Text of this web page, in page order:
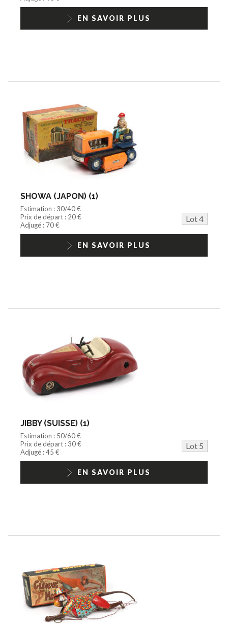
EN SAVOIR PLUS
SHOWA (JAPON) (1)
Estimation : 30/40 €
Prix de départ : 20 €
Lot 4
Adjugé : 70 €
EN SAVOIR PLUS
JIBBY (SUISSE) (1)
Estimation : 50/60 €
Prix de départ : 30 €
Lot 5
Adjugé : 45 €
EN SAVOIR PLUS